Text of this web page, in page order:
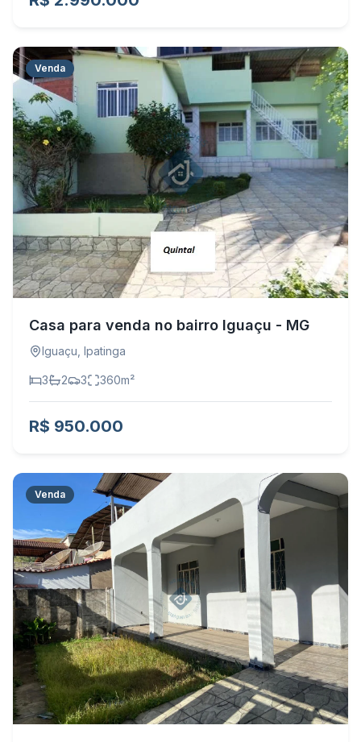
Venda
Casa para venda no bairro Iguaçu - MG
Iguaçu Ipatinga
3 2 3 360m²
R$ 950.000
Venda